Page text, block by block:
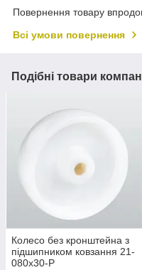
Повернення товару
Всі умови повернення
Подібні товари
Колесо без кронштейна з
підшипником ковзання 21-
080x30-P